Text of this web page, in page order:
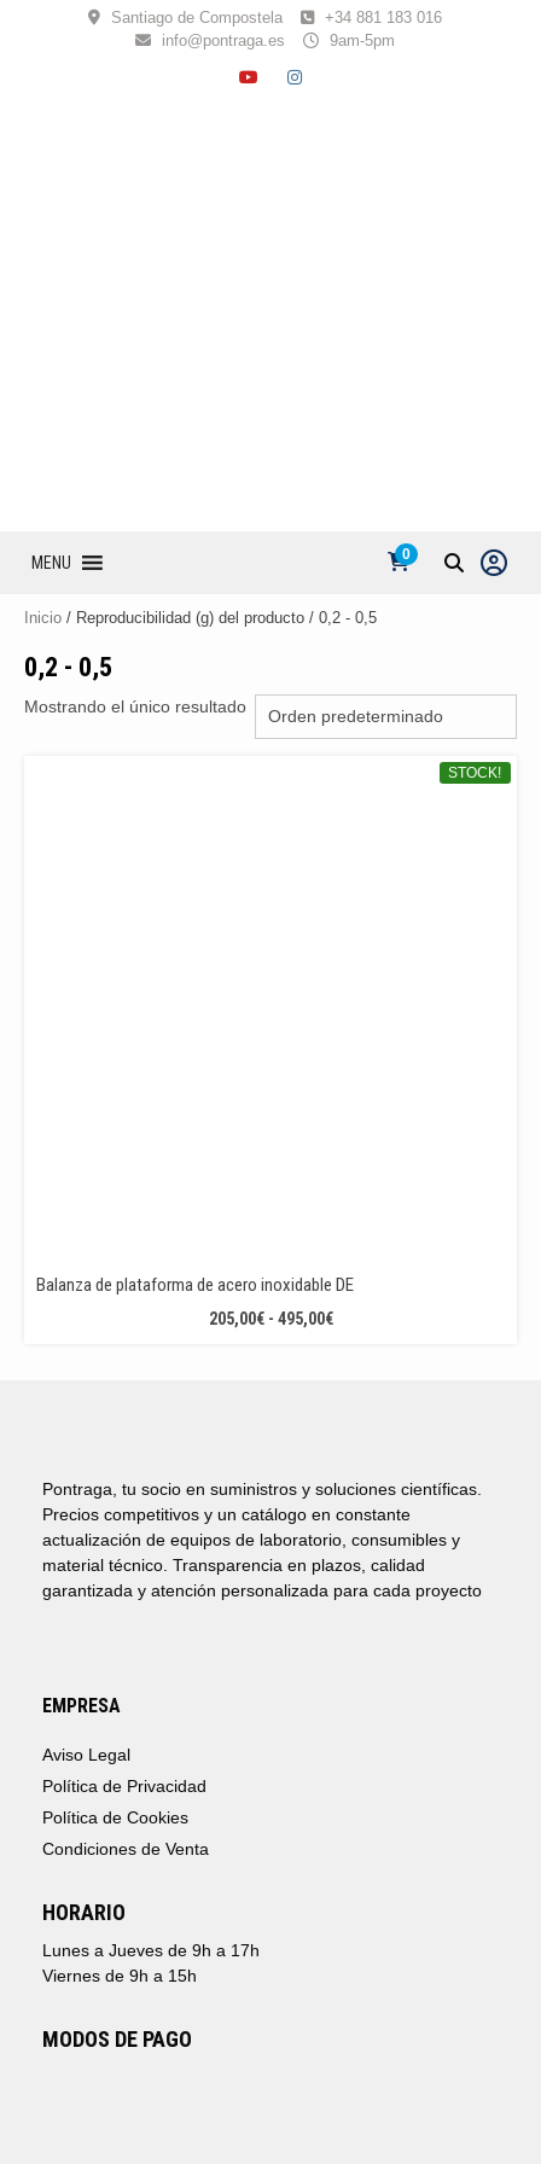
Santiago de Compostela
+34 881 183 016
info@pontraga.es
9am-5pm
YOUTUBE
INSTAGRAM
MENU 0
Inicio / Reproducibilidad (g) del producto / 0,2 - 0,5
0,2 - 0,5
Mostrando el único resultado
STOCK!
Balanza de plataforma de acero inoxidable DE
205,00€ - 495,00€RANGO
Pontraga, tu socio en suministros y soluciones científicas.
Precios competitivos y un catálogo en constante
actualización de equipos de laboratorio, consumibles y
material técnico. Transparencia en plazos, calidad
garantizada y atención personalizada para cada proyecto
EMPRESA
Aviso Legal
Política de Privacidad
Política de Cookies
Condiciones de Venta
HORARIO
Lunes a Jueves de 9h a 17h
Viernes de 9h a 15h
MODOS DE PAGO